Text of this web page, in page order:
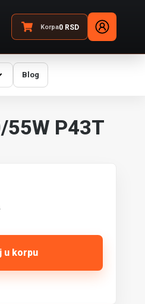
Korpa0RSD
Blog
55W P43T
u korpu